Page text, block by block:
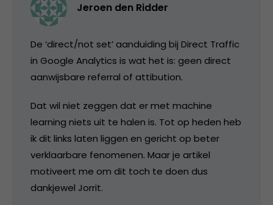
Jeroen den Ridder
De ‘direct/not set’ aanduiding bij Direct Traffic
in Google Analytics is wat het is: geen direct
aanwijsbare referral of attibution.
Dat wil niet zeggen dat er met machine
learning niets uit te halen is. Tot op heden heb
ik dit links laten liggen en gericht op beter
verklaarbare fenomenen. Maar je artikel
motiveert me om dit toch te doen dus
dankjewel Jorrit.